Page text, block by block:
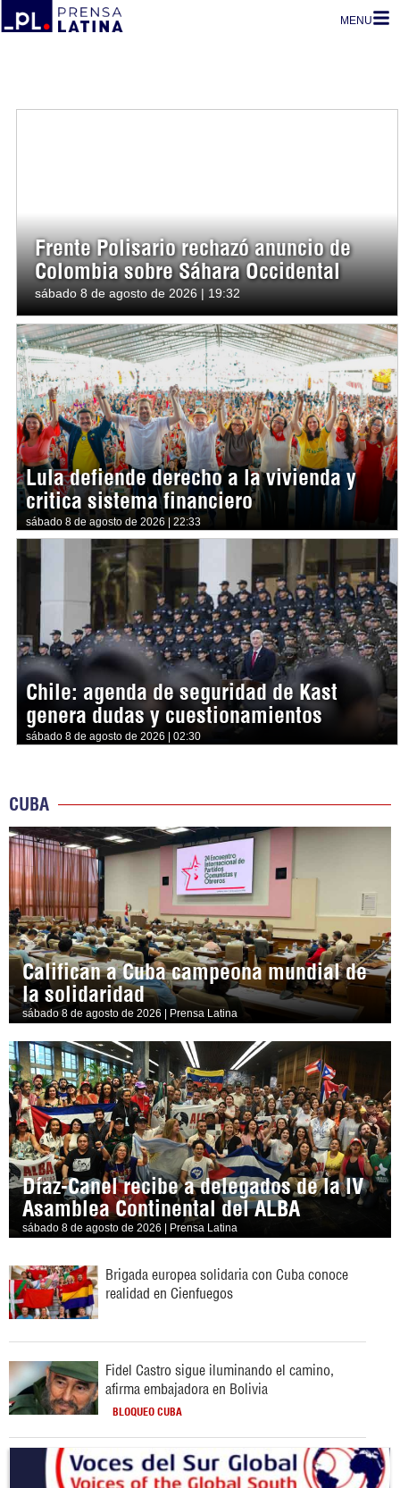
MENU
Frente Polisario rechazó anuncio de
Colombia sobre Sáhara Occidental
sábado 8 de agosto de 2026 | 19:32
Lula defiende derecho a la vivienda y
critica sistema financiero
sábado 8 de agosto de 2026 | 22:33
Chile: agenda de seguridad de Kast
genera dudas y cuestionamientos
sábado 8 de agosto de 2026 | 02:30
CUBA
Califican a Cuba campeona mundial de
la solidaridad
sábado 8 de agosto de 2026 | Prensa Latina
Díaz-Canel recibe a delegados de la IV
Asamblea Continental del ALBA
sábado 8 de agosto de 2026 | Prensa Latina
Brigada europea solidaria con Cuba conoce
realidad en Cienfuegos
Fidel Castro sigue iluminando el camino,
afirma embajadora en Bolivia
BLOQUEO CUBA